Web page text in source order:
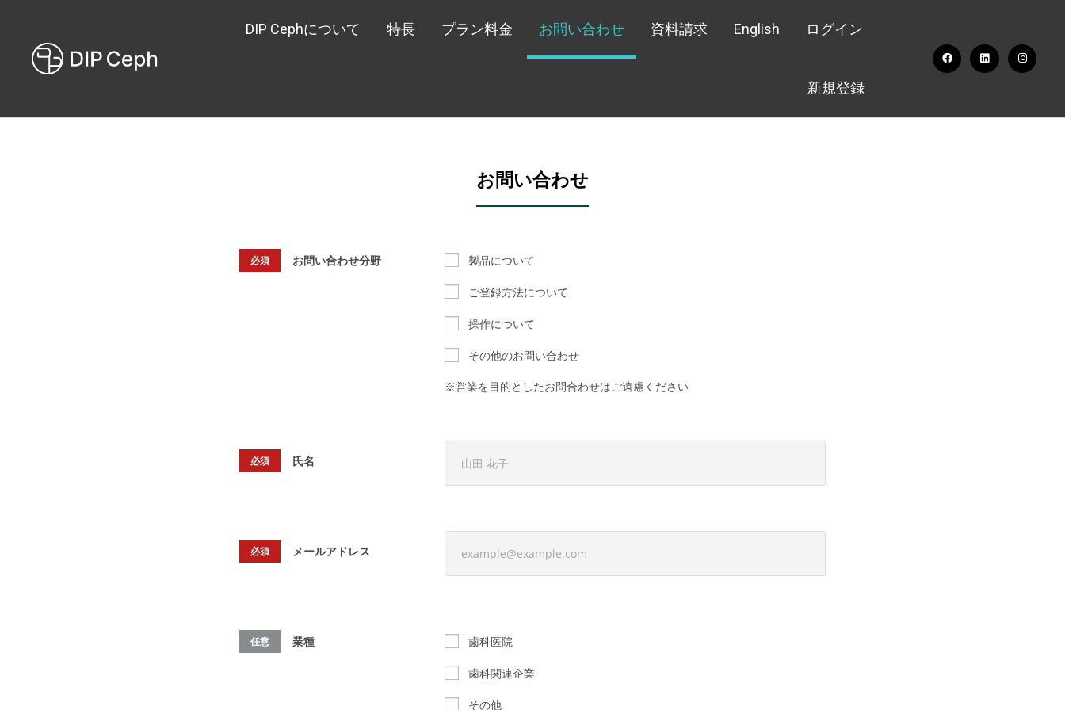
DIP Cephについて 特長 プラン料金 お問い合わせ 資料請求 English ログイン
新規登録
お問い合わせ
必須 お問い合わせ分野 製品について
ご登録方法について
操作について
その他のお問い合わせ
※営業を目的としたお問合わせはご遠慮ください
必須 氏名
必須 メールアドレス
任意 業種 歯科医院
歯科関連企業
その他